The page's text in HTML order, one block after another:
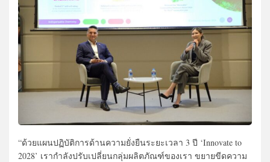
“ด้วยแผนปฏิบัติการด้านความยั่งยืนระยะเวลา 3 ปี ‘Innovate to
2028’ เรากำลังปรับเปลี่ยนกลุ่มผลิตภัณฑ์ของเรา ขยายขีดความ